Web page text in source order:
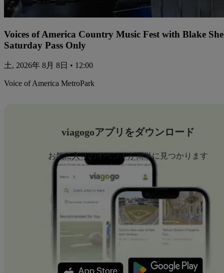
Voices of America Country Music Fest with Blake
Saturday Pass Only
土, 2026年 8月 8日 • 12:00
Voice of America MetroPark
viagogoアプリをダウンロード
お気に入りのイベントが簡単に見つかります